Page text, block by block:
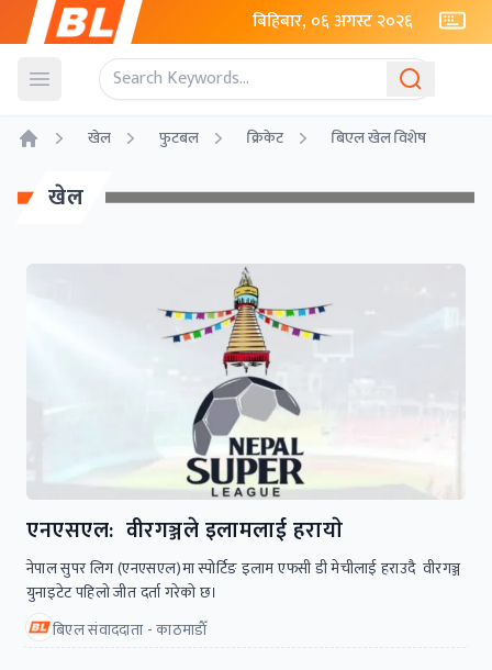
बिहिबार, ०६ अगस्ट २०२६
Open menu
खेल फुटबल क्रिकेट बिएल खेल विशेष
खेल
एनएसएल: वीरगञ्जले इलामलाई हरायाे
नेपाल सुपर लिग (एनएसएल)मा स्पोर्टिङ इलाम एफसी डी मेचीलाई हराउदै वीरगञ्ज
युनाइटेट पहिलाे जीत दर्ता गरेकाे छ।
बिएल संवाददाता - काठमाडाैँ